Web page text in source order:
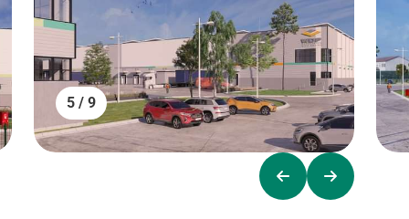
5 / 9